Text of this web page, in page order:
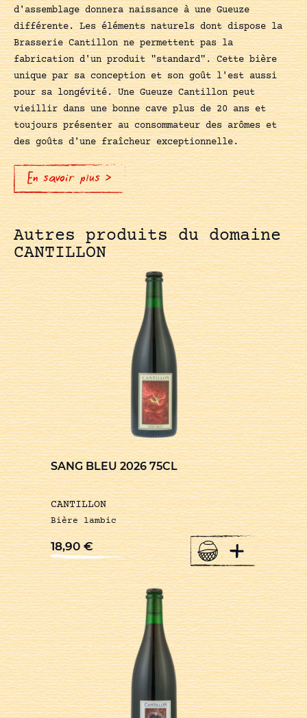
d'assemblage donnera naissance à une Gueuze
différente. Les éléments naturels dont dispose la
Brasserie Cantillon ne permettent pas la
fabrication d'un produit "standard". Cette bière
unique par sa conception et son goût l'est aussi
pour sa longévité. Une Gueuze Cantillon peut
vieillir dans une bonne cave plus de 20 ans et
toujours présenter au consommateur des arômes et
des goûts d'une fraîcheur exceptionnelle.
En savoir plus >
Autres produits du domaine
CANTILLON
SANG BLEU 2026 75CL
CANTILLON
Bière lambic
18,90€ +